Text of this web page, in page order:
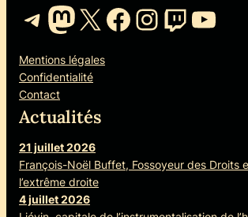
Telegram
Mastodon
X Facebook
Instagram
Twitch
Mentions légales
Confidentialité
Contact
Actualités
21 juillet 2026
François-Noël Buffet, Fossoyeur des Droits
l’extrême droite
4 juillet 2026